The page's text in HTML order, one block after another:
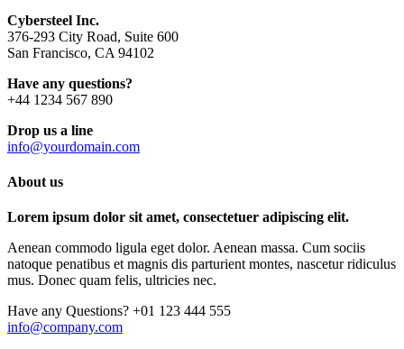
Cybersteel Inc.
376-293 City Road, Suite 600
San Francisco, CA 94102
Have any questions?
+44 1234 567 890
Drop us a line
info@yourdomain.com
About us
Lorem ipsum dolor sit amet, consectetuer adipiscing elit.
Aenean commodo ligula eget dolor. Aenean massa. Cum sociis
natoque penatibus et magnis dis parturient montes, nascetur ridiculus
mus. Donec quam felis, ultricies nec.
Have any Questions? +01 123 444 555
info@company.com